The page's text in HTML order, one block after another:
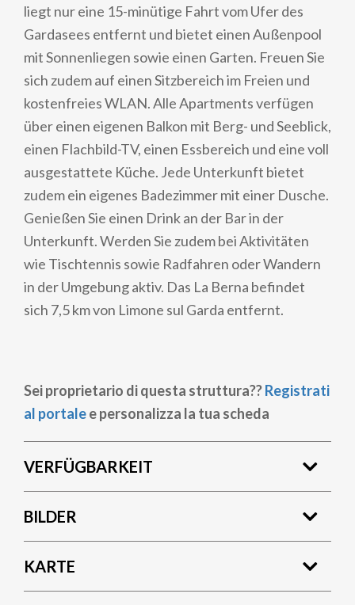
liegt nur eine 15-minütige Fahrt vom Ufer des
Gardasees entfernt und bietet einen Außenpool
mit Sonnenliegen sowie einen Garten. Freuen Sie
sich zudem auf einen Sitzbereich im Freien und
kostenfreies WLAN. Alle Apartments verfügen
über einen eigenen Balkon mit Berg- und Seeblick,
einen Flachbild-TV, einen Essbereich und eine voll
ausgestattete Küche. Jede Unterkunft bietet
zudem ein eigenes Badezimmer mit einer Dusche.
Genießen Sie einen Drink an der Bar in der
Unterkunft. Werden Sie zudem bei Aktivitäten
wie Tischtennis sowie Radfahren oder Wandern
in der Umgebung aktiv. Das La Berna befindet
sich 7,5 km von Limone sul Garda entfernt.
Sei proprietario di questa struttura??Registrati
al portalee personalizza la tua scheda
VERFÜGBARKEIT
BILDER
KARTE